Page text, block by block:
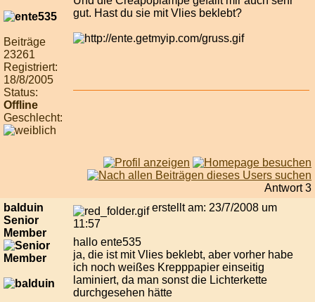
Beiträge
23261
Registriert:
18/8/2005
Status:
Offline
Geschlecht:
gut. Hast du sie mit Vlies beklebt?
Antwort 3
balduin
Senior
Member
erstellt am: 23/7/2008 um
11:57
hallo ente535
ja, die ist mit Vlies beklebt, aber vorher habe
ich noch weißes Krepppapier einseitig
laminiert, da man sonst die Lichterkette
durchgesehen hätte